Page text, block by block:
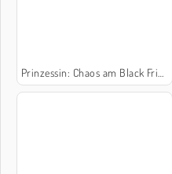
Prinzessin: Chaos am Black Friday